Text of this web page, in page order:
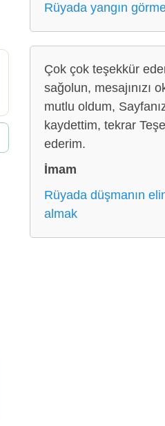
Rüyada yangın
Çok çok teşekkür
sağolun, mesajınızı
mutlu oldum,
kaydettim, tekrar
ederim.
İmam
Rüyada düşmanın
almak